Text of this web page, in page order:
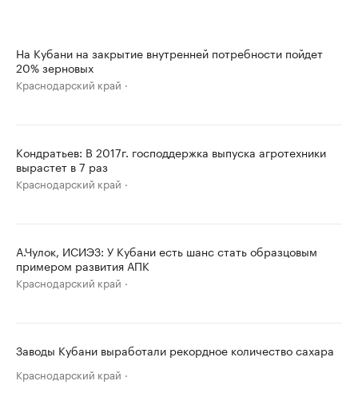
На Кубани на закрытие внутренней потребности пойдет
20% зерновых
Краснодарский край
Кондратьев: В 2017г. господдержка выпуска агротехники
вырастет в 7 раз
Краснодарский край
А.Чулок, ИСИЭЗ: У Кубани есть шанс стать образцовым
примером развития АПК
Краснодарский край
Заводы Кубани выработали рекордное количество сахара
Краснодарский край